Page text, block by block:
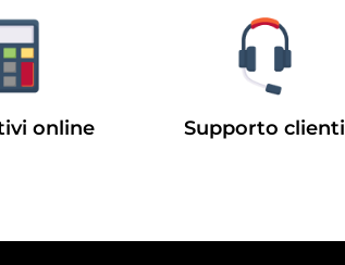
online Supporto clienti